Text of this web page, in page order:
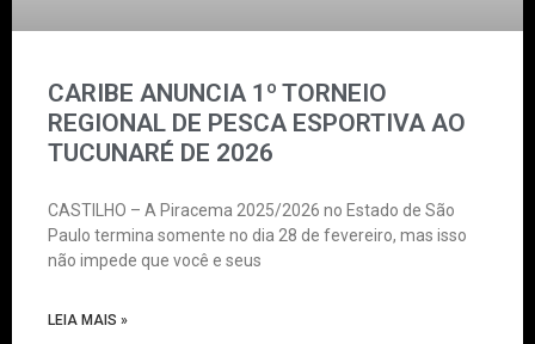
CARIBE ANUNCIA 1º TORNEIO
REGIONAL DE PESCA ESPORTIVA AO
TUCUNARÉ DE 2026
CASTILHO – A Piracema 2025/2026 no Estado de São
Paulo termina somente no dia 28 de fevereiro, mas isso
não impede que você e seus
LEIA MAIS »